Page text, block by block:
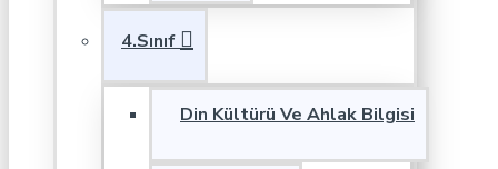
4.Sınıf
Din Kültürü Ve Ahlak Bilgisi